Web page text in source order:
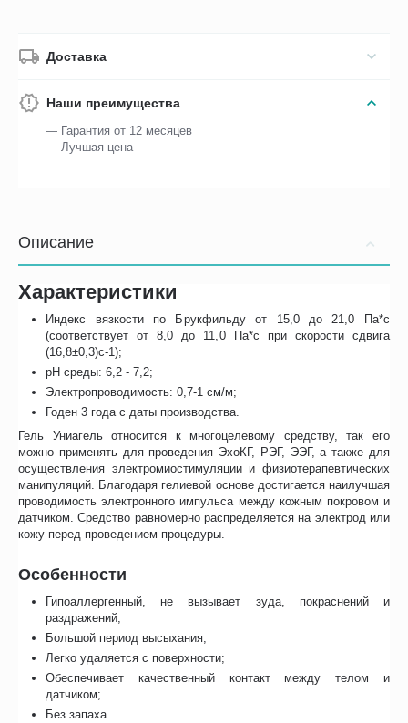
Доставка
Наши преимущества
— Гарантия от 12 месяцев
— Лучшая цена
Описание
Характеристики
Индекс вязкости по Брукфильду от 15,0 до 21,0 Па*c
(соответствует от 8,0 до 11,0 Па*c при скорости сдвига
(16,8±0,3)c-1);
pH среды: 6,2 - 7,2;
Электропроводимость: 0,7-1 см/м;
Годен 3 года с даты производства.
Гель Униагель относится к многоцелевому средству, так его
можно применять для проведения ЭхоКГ, РЭГ, ЭЭГ, а также для
осуществления электромиостимуляции и физиотерапевтических
манипуляций. Благодаря гелиевой основе достигается наилучшая
проводимость электронного импульса между кожным покровом и
датчиком. Средство равномерно распределяется на электрод или
кожу перед проведением процедуры.
Особенности
Гипоаллергенный, не вызывает зуда, покраснений и
раздражений;
Большой период высыхания;
Легко удаляется с поверхности;
Обеспечивает качественный контакт между телом и
датчиком;
Без запаха.